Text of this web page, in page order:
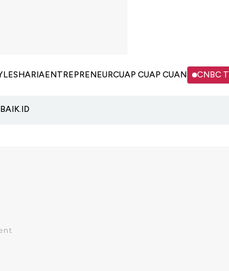
SHARIAENTREPRENEURCUAP CUAP CUAN CNBC